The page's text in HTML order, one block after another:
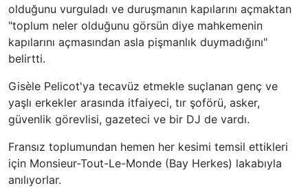
olduğunu vurguladı ve duruşmanın kapılarını açmaktan
"toplum neler olduğunu görsün diye mahkemenin
kapılarını açmasından asla pişmanlık duymadığını"
belirtti.
Gisèle Pelicot'ya tecavüz etmekle suçlanan genç ve
yaşlı erkekler arasında itfaiyeci, tır şoförü, asker,
güvenlik görevlisi, gazeteci ve bir DJ de vardı.
Fransız toplumundan hemen her kesimi temsil ettikleri
için Monsieur-Tout-Le-Monde (Bay Herkes) lakabıyla
anılıyorlar.